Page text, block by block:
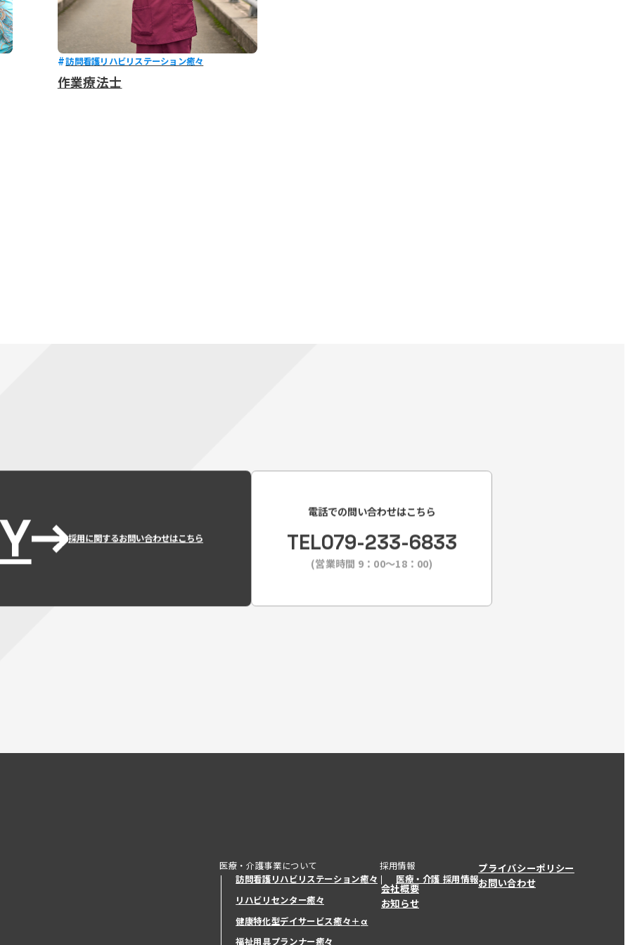
訪問看護リハビリステーション癒々
作業療法士
採用に関するお問い合わせはこちら
電話での問い合わせはこちら
TEL079-233-6833
(営業時間 9：00〜18：00)
医療・介護事業について
訪問看護リハビリステーション癒々
リハビリセンター癒々
健康特化型デイサービス癒々＋α
健康特化型デイサービス癒々＋
福祉用具プランナー癒々
採用情報
医療・介護 採用情報
会社概要
お知らせ
プライバシーポリシー
お問い合わせ